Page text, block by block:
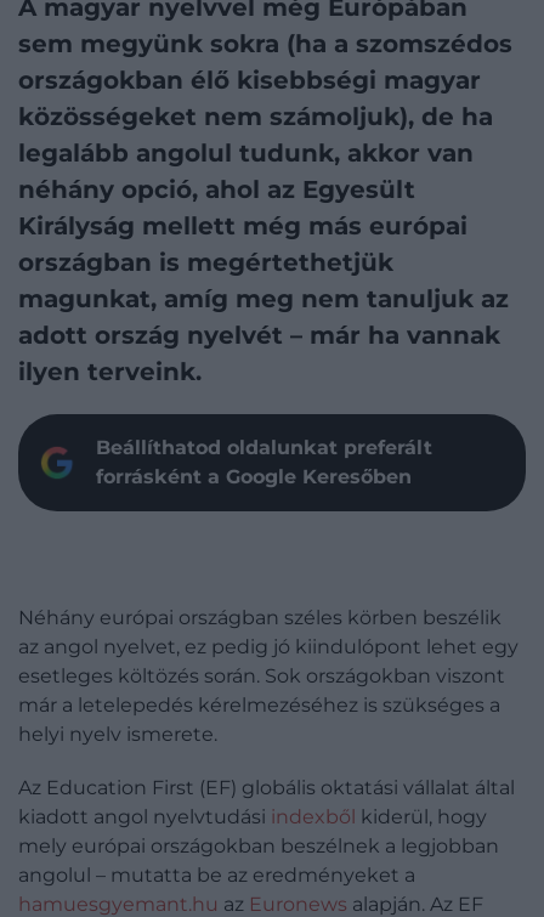
A magyar nyelvvel még Európában
sem megyünk sokra (ha a szomszédos
országokban élő kisebbségi magyar
közösségeket nem számoljuk), de ha
legalább angolul tudunk, akkor van
néhány opció, ahol az Egyesült
Királyság mellett még más európai
országban is megértethetjük
magunkat, amíg meg nem tanuljuk az
adott ország nyelvét – már ha vannak
ilyen terveink.
Beállíthatod oldalunkat preferált
forrásként a Google Keresőben
Néhány európai országban széles körben beszélik
az angol nyelvet, ez pedig jó kiindulópont lehet egy
esetleges költözés során. Sok országokban viszont
már a letelepedés kérelmezéséhez is szükséges a
helyi nyelv ismerete.
Az Education First (EF) globális oktatási vállalat által
kiadott angol nyelvtudási indexből kiderül, hogy
mely európai országokban beszélnek a legjobban
angolul – mutatta be az eredményeket a
hamuesgyemant.hu az Euronews alapján. Az EF